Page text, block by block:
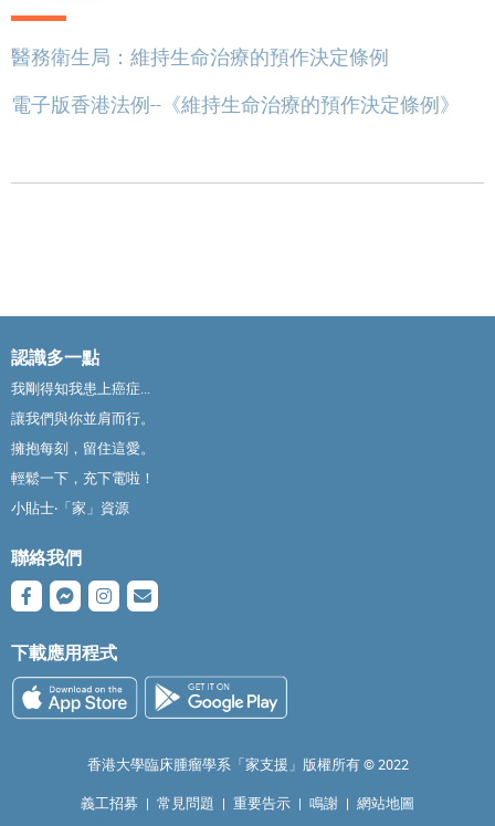
醫務衛生局：維持生命治療的預作決定條例
電子版香港法例--《維持生命治療的預作決定條例》
認識多一點
我剛得知我患上癌症...
讓我們與你並肩而行。
擁抱每刻，留住這愛。
輕鬆一下，充下電啦！
小貼士‧「家」資源
聯絡我們
下載應用程式
香港大學臨床腫瘤學系「家支援」版權所有 ©️ 2022
義工招募 | 常見問題 | 重要告示 | 鳴謝 | 網站地圖